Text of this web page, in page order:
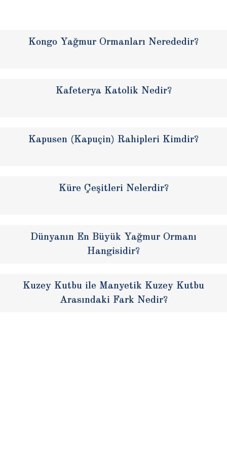
Kongo Yağmur Ormanları Nerededir?
Kafeterya Katolik Nedir?
Kapusen (Kapuçin) Rahipleri Kimdir?
Küre Çeşitleri Nelerdir?
Dünyanın En Büyük Yağmur Ormanı
Hangisidir?
Kuzey Kutbu ile Manyetik Kuzey Kutbu
Arasındaki Fark Nedir?